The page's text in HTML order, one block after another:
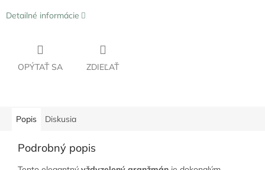
Detailné informácie
OPÝTAŤ SA ZDIEĽAŤ
Popis Diskusia
Podrobný popis